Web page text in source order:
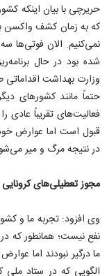
حریرچی با بیان اینکه
که به زمان کشف واکسن
نمی‌‌کنیم. الان فوتی‌‌ها
وزارت بهداشت اقداماتی
حتماً مانند کشورهای
فعالیت‌‌های تقریباً عادی
قبول است اما عوارض
در نتیجه مرگ و میر
مجوز تعطیلی‌‌های کرونایی به ۹ استان داده
وی افزود: تجربه ما و
نفع نیست؛ همانطور که
ما درگیر نبودند اما
الگویی که در ستاد